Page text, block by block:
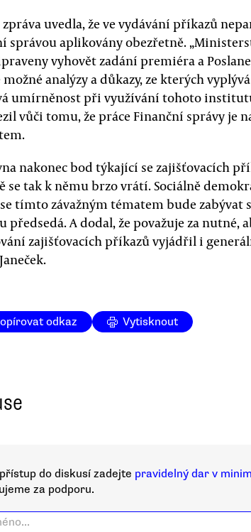
zpráva uvedla, že ve vydávání příkazů
správou aplikovány obezřetně.
vyhovět zadání premiéra a
možné analýzy a důkazy, ze kterých
umírněnost při využívání tohoto
vůči tomu, že práce Finanční správy je
nakonec bod týkající se zajišťovacích
se tak k němu brzo vrátí. Sociálně
tímto závažným tématem bude zabývat
předsedá. A dodal, že považuje za nutné,
zajišťovacích příkazů vyjádřil i
odkaz Vytisknout
do diskusí zadejte pravidelný dar v
za podporu.